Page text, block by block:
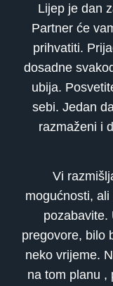
Lijep je dan
Partner će
prihvatiti.
dosadne
ubija.
sebi. Jedan
razmaženi i
Vi
mogućnosti,
pozabavite.
pregovore, bilo
neko vrijeme.
na tom planu ,